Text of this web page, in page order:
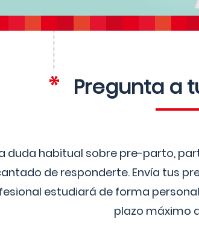
Pregunta a
duda habitual sobre pre-parto,
de responderte. Envía tus
estudiará de forma
plazo máximo